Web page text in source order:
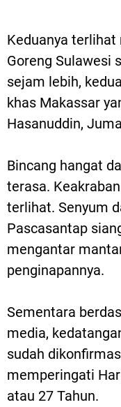
Keduanya
Goreng Sulawesi
sejam lebih,
khas Makassar
Hasanuddin,
Bincang hangat
terasa.
terlihat. Senyum
Pascasantap
mengantar
penginapannya.
Sementara
media,
sudah
memperingati
atau 27 Tahun.